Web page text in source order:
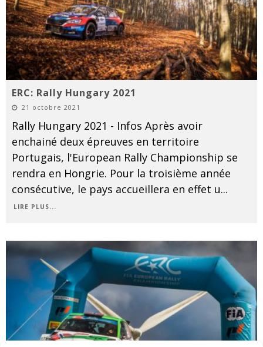
ERC: Rally Hungary 2021
21 octobre 2021
Rally Hungary 2021 - Infos Après avoir
enchainé deux épreuves en territoire
Portugais, l'European Rally Championship se
rendra en Hongrie. Pour la troisième année
consécutive, le pays accueillera en effet u...
LIRE PLUS...